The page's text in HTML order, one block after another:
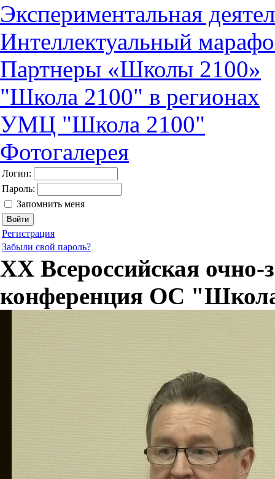
Экспериментальная
Интеллектуальный
Партнеры «Школы 2100»
"Школа 2100" в регионах
УМЦ "Школа 2100"
Фотогалерея
Логин:
Пароль:
Запомнить меня
Регистрация
Забыли свой пароль?
ХХ Всероссийская очно-
конференция ОС